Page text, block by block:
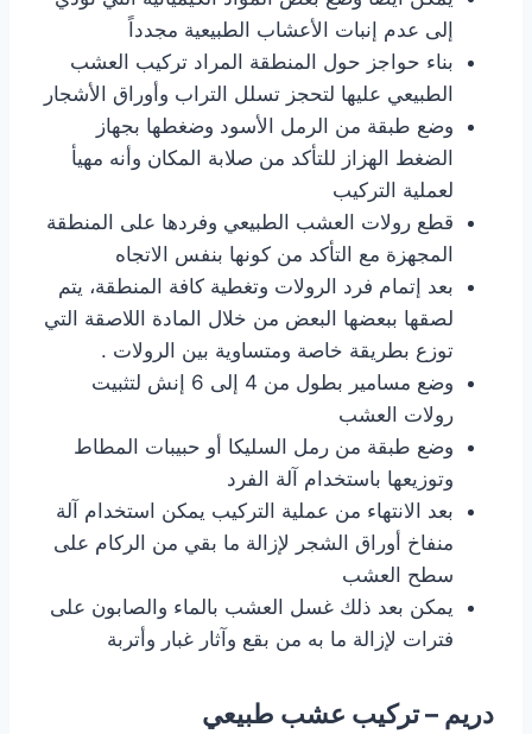
إلى عدم إنبات الأعشاب الطبيعية مجدداً
بناء حواجز حول المنطقة المراد تركيب العشب
الطبيعي عليها لتحجز تسلل التراب وأوراق الأشجار
وضع طبقة من الرمل الأسود وضغطها بجهاز
الضغط الهزاز للتأكد من صلابة المكان وأنه مهيأ
لعملية التركيب
قطع رولات العشب الطبيعي وفردها على المنطقة
المجهزة مع التأكد من كونها بنفس الاتجاه
بعد إتمام فرد الرولات وتغطية كافة المنطقة، يتم
لصقها ببعضها البعض من خلال المادة اللاصقة التي
توزع بطريقة خاصة ومتساوية بين الرولات .
وضع مسامير بطول من 4 إلى 6 إنش لتثبيت
رولات العشب
وضع طبقة من رمل السليكا أو حبيبات المطاط
وتوزيعها باستخدام آلة الفرد
بعد الانتهاء من عملية التركيب يمكن استخدام آلة
منفاخ أوراق الشجر لإزالة ما بقي من الركام على
سطح العشب
يمكن بعد ذلك غسل العشب بالماء والصابون على
فترات لإزالة ما به من بقع وآثار غبار وأتربة
دريم – تركيب عشب طبيعي